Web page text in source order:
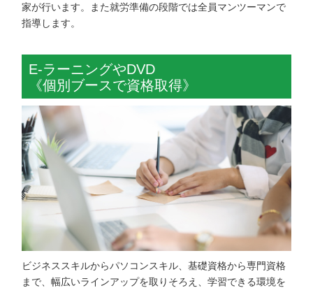
家が行います。また就労準備の段階では全員マンツーマンで
指導します。
E-ラーニングやDVD
《個別ブースで資格取得》
ビジネススキルからパソコンスキル、基礎資格から専門資格
まで、幅広いラインアップを取りそろえ、学習できる環境を